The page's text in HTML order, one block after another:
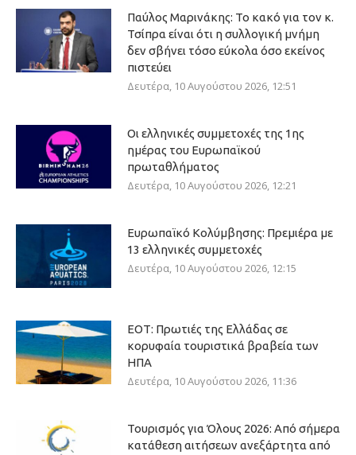
Παύλος Μαρινάκης: Το κακό για τον κ.
Τσίπρα είναι ότι η συλλογική μνήμη
δεν σβήνει τόσο εύκολα όσο εκείνος
πιστεύει
Δευτέρα, 10 Αυγούστου 2026, 12:51
Οι ελληνικές συμμετοχές της 1ης
ημέρας του Ευρωπαϊκού
πρωταθλήματος
Δευτέρα, 10 Αυγούστου 2026, 12:21
Ευρωπαϊκό Κολύμβησης: Πρεμιέρα με
13 ελληνικές συμμετοχές
Δευτέρα, 10 Αυγούστου 2026, 12:15
ΕΟΤ: Πρωτιές της Ελλάδας σε
κορυφαία τουριστικά βραβεία των
ΗΠΑ
Δευτέρα, 10 Αυγούστου 2026, 11:36
Τουρισμός για Όλους 2026: Από σήμερα
κατάθεση αιτήσεων ανεξάρτητα από